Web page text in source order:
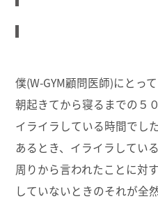
僕(W-GYM顧問医師)にとって
朝起きてから寝るまでの５
イライラしている時間でした
あるとき、イライラしてい
周りから言われたことに対す
していないときのそれが全